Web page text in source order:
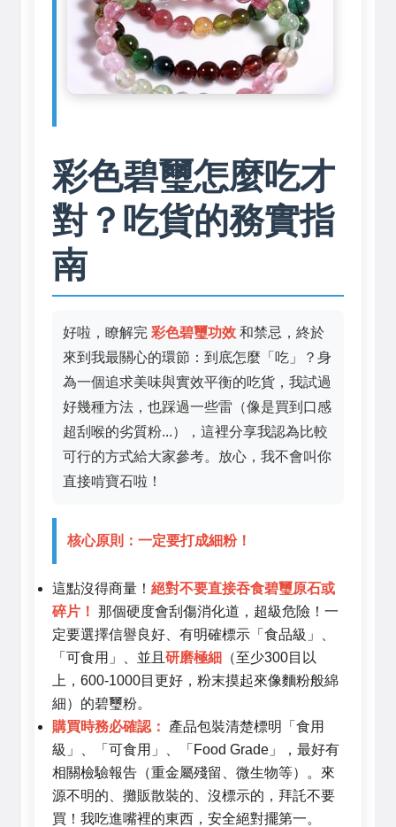
彩色碧璽怎麼吃才
對？吃貨的務實指
南
好啦，瞭解完 彩色碧璽功效 和禁忌，終於
來到我最關心的環節：到底怎麼「吃」？身
為一個追求美味與實效平衡的吃貨，我試過
好幾種方法，也踩過一些雷（像是買到口感
超刮喉的劣質粉...），這裡分享我認為比較
可行的方式給大家參考。放心，我不會叫你
直接啃寶石啦！
核心原則：一定要打成細粉！
這點沒得商量！ 絕對不要直接吞食碧璽原石或
碎片！ 那個硬度會刮傷消化道，超級危險！一
定要選擇信譽良好、有明確標示「食品級」、
「可食用」、並且 研磨極細
（至少300目以
上，600-1000目更好，粉末摸起來像麵粉般綿
細）的碧璽粉。
購買時務必確認：
產品包裝清楚標明「食用
級」、「可食用」、「Food Grade」，最好有
相關檢驗報告（重金屬殘留、微生物等）。來
源不明的、攤販散裝的、沒標示的，拜託不要
買！我吃進嘴裡的東西，安全絕對擺第一。